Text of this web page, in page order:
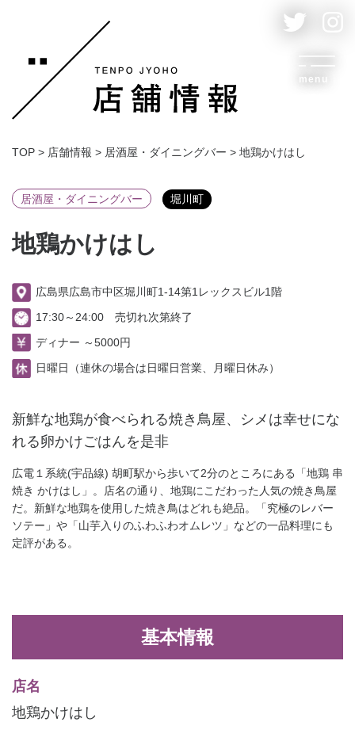
menu
TOP > 店舗情報 > 居酒屋・ダイニングバー > 地鶏かけはし
居酒屋・ダイニングバー 堀川町
地鶏かけはし
広島県広島市中区堀川町1-14第1レックスビル1階
17:30～24:00 売切れ次第終了
ディナー ～5000円
日曜日（連休の場合は日曜日営業、月曜日休み）
新鮮な地鶏が食べられる焼き鳥屋、シメは幸せにな
れる卵かけごはんを是非
広電１系統(宇品線) 胡町駅から歩いて2分のところにある「地鶏 串
焼き かけはし」。店名の通り、地鶏にこだわった人気の焼き鳥屋
だ。新鮮な地鶏を使用した焼き鳥はどれも絶品。「究極のレバー
ソテー」や「山芋入りのふわふわオムレツ」などの一品料理にも
定評がある。
基本情報
店名
地鶏かけはし